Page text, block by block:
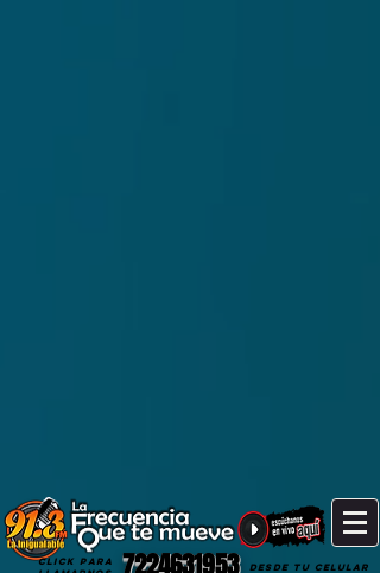
7224631953
CLICK PARA
DESDE TU CELULAR